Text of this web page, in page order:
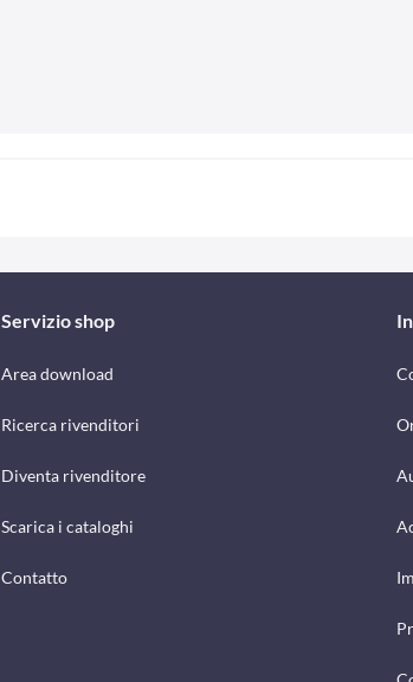
Servizio shop
Area download
Ricerca rivenditori
Diventa rivenditore
Scarica i cataloghi
Contatto